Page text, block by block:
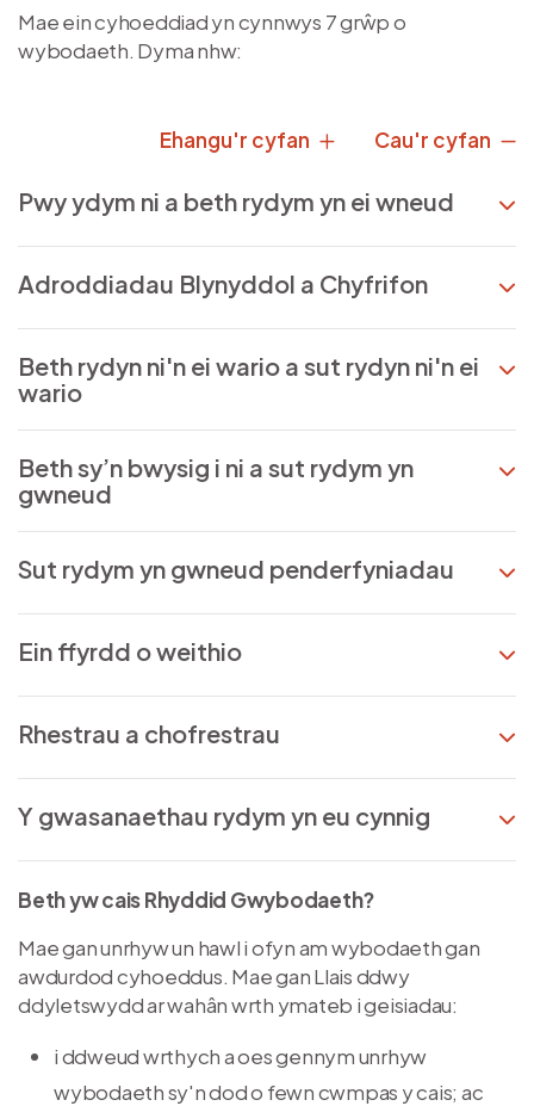
Mae ein cyhoeddiad yn cynnwys 7 grŵp o
wybodaeth. Dyma nhw:
Ehangu'r cyfan Cau'r cyfan
Pwy ydym ni a beth rydym yn ei wneud
Adroddiadau Blynyddol a Chyfrifon
Beth rydyn ni'n ei wario a sut rydyn ni'n ei
wario
Beth sy’n bwysig i ni a sut rydym yn
gwneud
Sut rydym yn gwneud penderfyniadau
Ein ffyrdd o weithio
Rhestrau a chofrestrau
Y gwasanaethau rydym yn eu cynnig
Beth yw cais Rhyddid Gwybodaeth?
Mae gan unrhyw un hawl i ofyn am wybodaeth gan
awdurdod cyhoeddus. Mae gan Llais ddwy
ddyletswydd ar wahân wrth ymateb i geisiadau:
i ddweud wrthych a oes gennym unrhyw
wybodaeth sy'n dod o fewn cwmpas y cais; ac